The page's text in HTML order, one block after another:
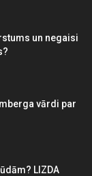
un negaisi
vārdi par
LIZDA